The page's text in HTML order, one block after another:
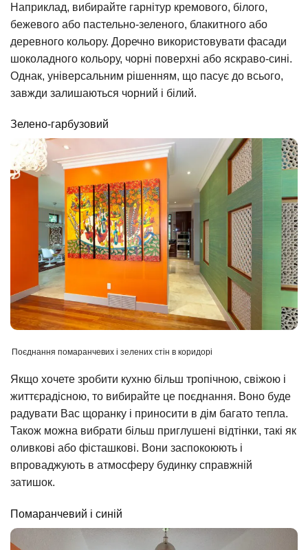
Наприклад, вибирайте гарнітур кремового, білого,
бежевого або пастельно-зеленого, блакитного або
деревного кольору. Доречно використовувати фасади
шоколадного кольору, чорні поверхні або яскраво-сині.
Однак, універсальним рішенням, що пасує до всього,
завжди залишаються чорний і білий.
Зелено-гарбузовий
Поєднання помаранчевих і зелених стін в коридорі
Якщо хочете зробити кухню більш тропічною, свіжою і
життєрадісною, то вибирайте це поєднання. Воно буде
радувати Вас щоранку і приносити в дім багато тепла.
Також можна вибрати більш приглушені відтінки, такі як
оливкові або фісташкові. Вони заспокоюють і
впроваджують в атмосферу будинку справжній
затишок.
Помаранчевий і синій